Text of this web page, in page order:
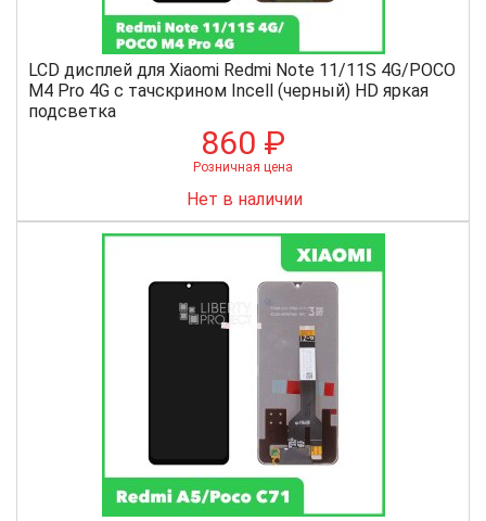
LCD дисплей для Xiaomi Redmi Note 11/11S 4G/POCO
M4 Pro 4G с тачскрином Incell (черный) HD яркая
подсветка
860 ₽
Розничная цена
Нет в наличии